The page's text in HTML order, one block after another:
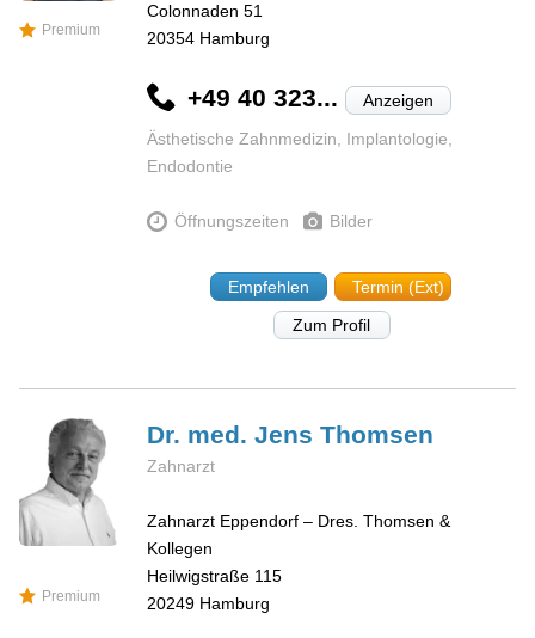
Premium
Colonnaden 51
20354 Hamburg
+49 40 323... Anzeigen
Ästhetische Zahnmedizin, Implantologie,
Endodontie
Öffnungszeiten Bilder
Empfehlen
Termin (Ext)
Zum Profil
Premium
Dr. med. JensThomsen
Zahnarzt
Zahnarzt Eppendorf – Dres. Thomsen &
Kollegen
Heilwigstraße 115
20249 Hamburg